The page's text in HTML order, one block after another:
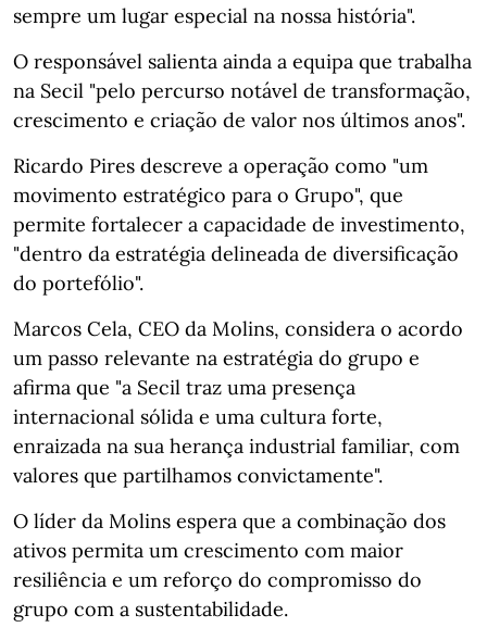
sempre um lugar especial na nossa história".
O responsável salienta ainda a equipa que trabalha
na Secil "pelo percurso notável de transformação,
crescimento e criação de valor nos últimos anos".
Ricardo Pires descreve a operação como "um
movimento estratégico para o Grupo", que
permite fortalecer a capacidade de investimento,
"dentro da estratégia delineada de diversificação
do portefólio".
Marcos Cela, CEO da Molins, considera o acordo
um passo relevante na estratégia do grupo e
afirma que "a Secil traz uma presença
internacional sólida e uma cultura forte,
enraizada na sua herança industrial familiar, com
valores que partilhamos convictamente".
O líder da Molins espera que a combinação dos
ativos permita um crescimento com maior
resiliência e um reforço do compromisso do
grupo com a sustentabilidade.